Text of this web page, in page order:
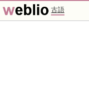
古語